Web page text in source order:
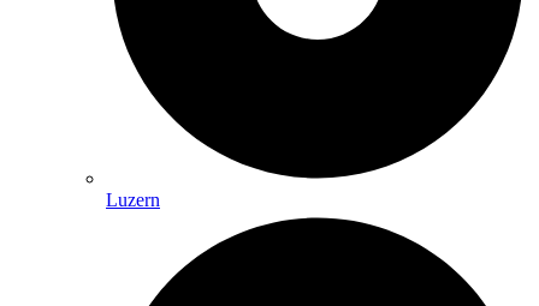
Luzern